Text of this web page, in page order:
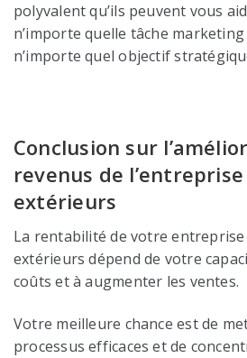
polyvalent qu’ils peuvent vous
n’importe quelle tâche
n’importe quel objectif
Conclusion sur
revenus de
extérieurs
La rentabilité de votre entreprise
extérieurs dépend de votre
coûts et à augmenter les ventes.
Votre meilleure chance est de
processus efficaces et de